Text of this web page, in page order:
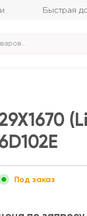
Быстрая
Под заказ